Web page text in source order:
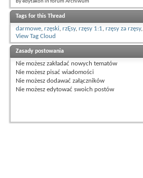
By edytakon in forum Archiwum
Tags for this Thread
darmowe, rzęski, rzĘsy, rzęsy 1:1, rzęsy za rzęsy,
View Tag Cloud
Zasady postowania
Nie możesz zakładać nowych tematów
Nie możesz pisać wiadomości
Nie możesz dodawać załączników
Nie możesz edytować swoich postów